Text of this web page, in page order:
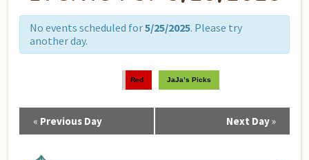
PARTNERS
No events scheduled for5/25/2025. Please try
another day.
Red JaJa’s Picks
Day
« Previous Day Next Day»